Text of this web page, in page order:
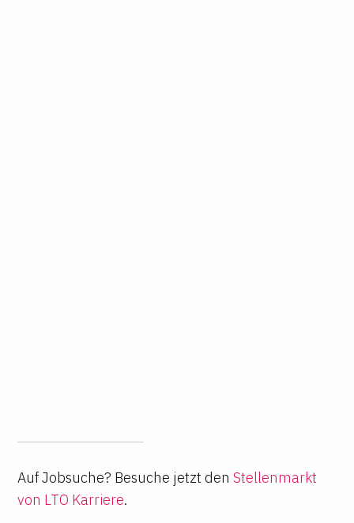
Auf Jobsuche? Besuche jetzt den Stellenmarkt
von LTO Karriere.